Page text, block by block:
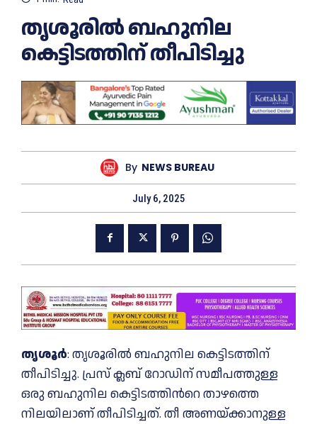
തൃശൂരില്‍ ബഹുനില
കെട്ടിടത്തിന് തീപിടിച്ചു
By NEWS BUREAU
July 6, 2025
തൃശൂർ: തൃശൂരില്‍ ബഹുനില കെട്ടിടത്തിന്
തീപിടിച്ചു. പ്രസ് ക്ലബ് റോഡിന് സമീപത്തുള്ള
ഒരു ബഹുനില കെട്ടിടത്തിന്‍റെ താഴത്തെ
നിലയിലാണ് തീപിടിച്ചത്. തീ അണയ്ക്കാനുള്ള